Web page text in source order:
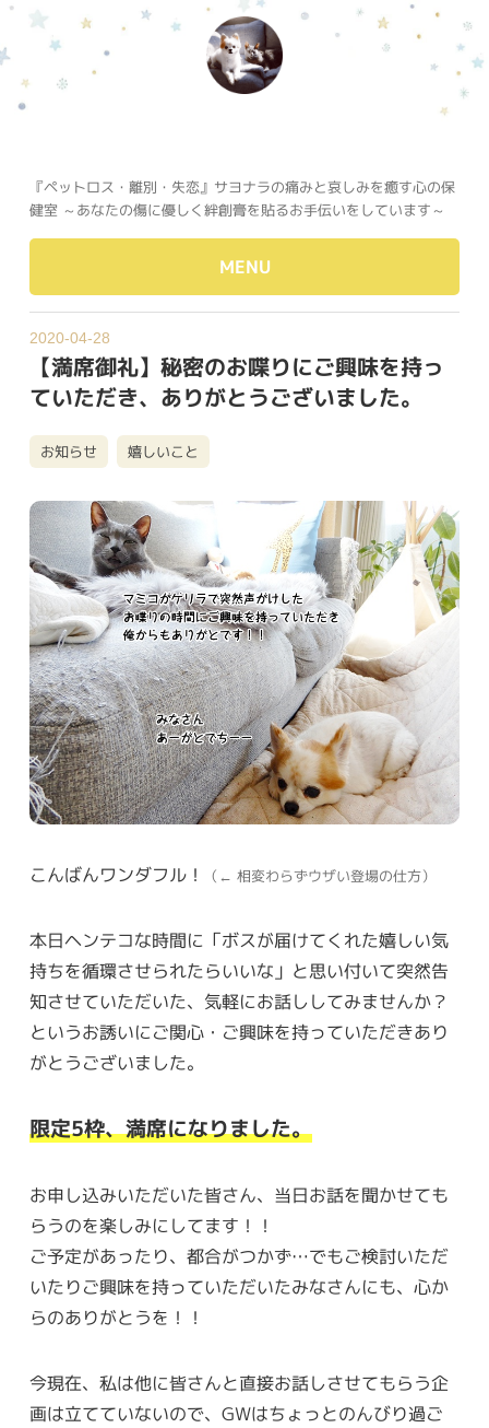
『ペットロス・離別・失恋』サヨナラの痛みと哀しみを癒す心の保
健室 ～あなたの傷に優しく絆創膏を貼るお手伝いをしています～
MENU
2020-04-28
【満席御礼】秘密のお喋りにご興味を持っ
ていただき、ありがとうございました。
お知らせ 嬉しいこと
こんばんワンダフル！ （← 相変わらずウザい登場の仕方）
本日ヘンテコな時間に「ボスが届けてくれた嬉しい気
持ちを循環させられたらいいな」と思い付いて突然告
知させていただいた、気軽にお話ししてみませんか？
というお誘いにご関心・ご興味を持っていただきあり
がとうございました。
限定5枠、満席になりました。
お申し込みいただいた皆さん、当日お話を聞かせても
らうのを楽しみにしてます！！
ご予定があったり、都合がつかず…でもご検討いただ
いたりご興味を持っていただいたみなさんにも、心か
らのありがとうを！！
今現在、私は他に皆さんと直接お話しさせてもらう企
画は立てていないので、GWはちょっとのんびり過ご